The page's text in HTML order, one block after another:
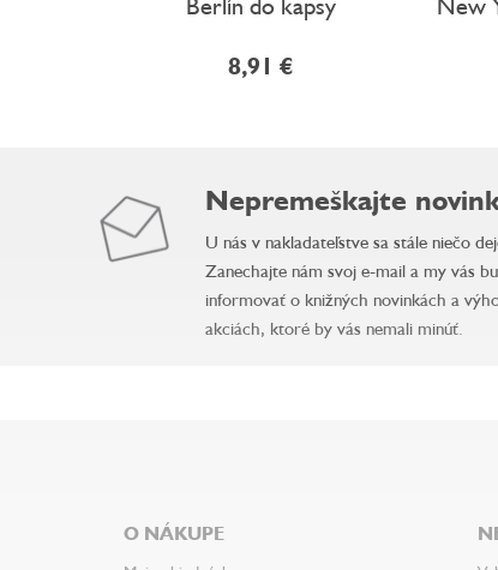
8,91 €
Nepremeškajte
U nás v nakladateľstve sa stále niečo
Zanechajte nám svoj e-mail a my vás
informovať o knižných novinkách a
akciách, ktoré by vás nemali minúť.
O NÁKUPE